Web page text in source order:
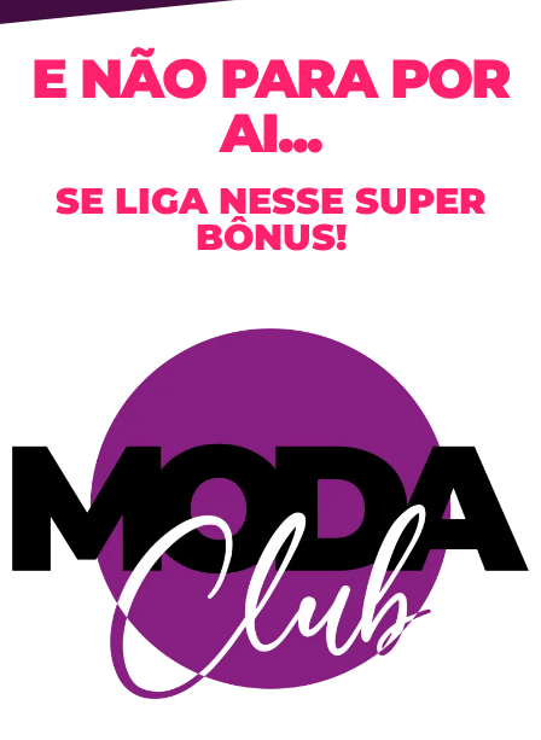
E NÃO PARA POR
AI...
SE LIGA NESSE SUPER
BÔNUS!